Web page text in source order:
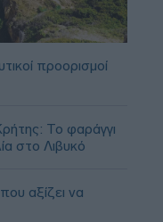
προορισμοί
Το φαράγγι
στο Λιβυκό
αξίζει να